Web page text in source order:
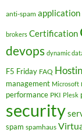
anti-spam
brokers Certification
devops dynamic
F5 Friday FAQ
management Microsoft
performance PKI Plesk
security
spam spamhaus